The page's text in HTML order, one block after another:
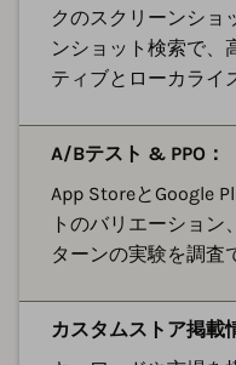
クのスクリーンショ
ンショット検索で、
ティブとローカライ
A/Bテスト & PPO：
App StoreとGoogle
トのバリエーショ
ターンの実験を調査
カスタムストア掲載